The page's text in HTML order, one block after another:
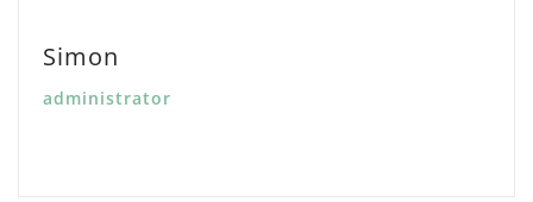
Simon
administrator